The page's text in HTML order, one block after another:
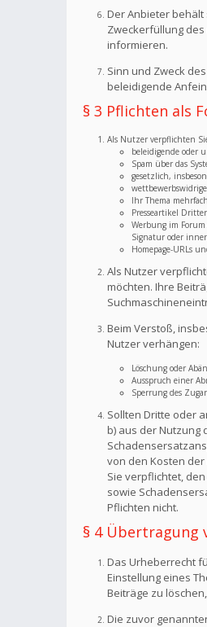
Der Anbieter
Zweckerfüllung
informieren.
Sinn und Zweck
beleidigende
§ 3 Pflichten als
Als Nutzer verpflichten
beleidigende oder
Spam über das
gesetzlich,
Ihr Thema
Presseartikel
Werbung im
Signatur oder
Homepage-URLs
Als Nutzer
möchten. Ihre
Beim Verstoß,
Nutzer verhängen:
Löschung oder
Ausspruch einer
Sperrung des
Sollten Dritte oder
b) aus der Nutzung
von den Kosten
Sie verpflichtet,
sowie
Pflichten nicht.
§ 4 Übertragung
Das Urheberrecht
Einstellung eines
Beiträge zu
Die zuvor